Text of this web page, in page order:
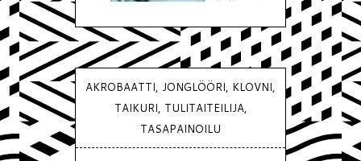
AKROBAATTI, JONGLÖÖRI, KLOVNI,
TAIKURI, TULITAITEILIJA,
TASAPAINOILU